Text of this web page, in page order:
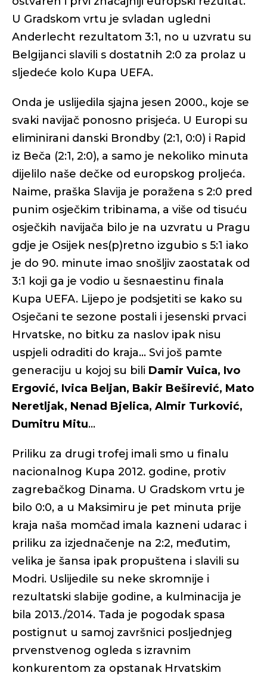
U Gradskom vrtu je svladan ugledni
Anderlecht rezultatom 3:1, no u uzvratu su
Belgijanci slavili s dostatnih 2:0 za prolaz u
sljedeće kolo Kupa UEFA.
Onda je uslijedila sjajna jesen 2000., koje se
svaki navijač ponosno prisjeća. U Europi su
eliminirani danski Brondby (2:1, 0:0) i Rapid
iz Beča (2:1, 2:0), a samo je nekoliko minuta
dijelilo naše dečke od europskog proljeća.
Naime, praška Slavija je poražena s 2:0 pred
punim osječkim tribinama, a više od tisuću
osječkih navijača bilo je na uzvratu u Pragu
gdje je Osijek nes(p)retno izgubio s 5:1 iako
je do 90. minute imao snošljiv zaostatak od
3:1 koji ga je vodio u šesnaestinu finala
Kupa UEFA. Lijepo je podsjetiti se kako su
Osječani te sezone postali i jesenski prvaci
Hrvatske, no bitku za naslov ipak nisu
uspjeli odraditi do kraja... Svi još pamte
generaciju u kojoj su bili Damir Vuica, Ivo
Ergović, Ivica Beljan, Bakir Beširević, Mato
Neretljak, Nenad Bjelica, Almir Turković,
Dumitru Mitu…
Priliku za drugi trofej imali smo u finalu
nacionalnog Kupa 2012. godine, protiv
zagrebačkog Dinama. U Gradskom vrtu je
bilo 0:0, a u Maksimiru je pet minuta prije
kraja naša momčad imala kazneni udarac i
priliku za izjednačenje na 2:2, međutim,
velika je šansa ipak propuštena i slavili su
Modri. Uslijedile su neke skromnije i
rezultatski slabije godine, a kulminacija je
bila 2013./2014. Tada je pogodak spasa
postignut u samoj završnici posljednjeg
prvenstvenog ogleda s izravnim
konkurentom za opstanak Hrvatskim